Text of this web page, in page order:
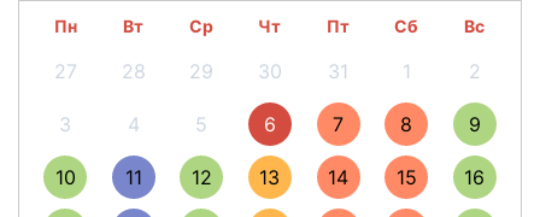
пн вт ср чт пт сб вс
27 28 29 30 31 1 2
3 4 5 6 7 8 9
10 11 12 13 14 15 16